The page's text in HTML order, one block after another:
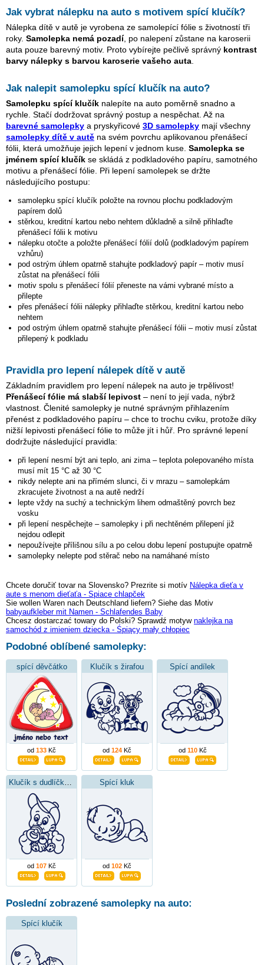
Jak vybrat nálepku na auto s motivem spící klučík?
Nálepka dítě v autě je vyrobena ze samolepící fólie s životností tři
roky. Samolepka nemá pozadí, po nalepení zůstane na karoserii
auta pouze barevný motiv. Proto vybírejte pečlivě správný kontrast
barvy nálepky s barvou karoserie vašeho auta
Jak nalepit samolepku spící klučík na auto?
Samolepku spící klučík nalepíte na auto poměrně snadno a
rychle. Stačí dodržovat správný postup a nespěchat. Až na
barevné samolepky a pryskyřicové 3D samolepky mají všechny
samolepky dítě v autě na svém povrchu aplikovanou přenášecí
fólii, která umožňuje jejich lepení v jednom kuse. Samolepka se
jménem spící klučík se skládá z podkladového papíru, samotného
motivu a přenášecí fólie. Při lepení samolepek se držte
následujícího postupu:
samolepku spící klučík položte na rovnou plochu podkladovým
papírem dolů
stěrkou, kreditní kartou nebo nehtem důkladně a silně přihlaďte
přenášecí fólii k motivu
nálepku otočte a položte přenášecí fólií dolů (podkladovým papírem
vzhůru)
pod ostrým úhlem opatrně stahujte podkladový papír – motiv musí
zůstat na přenášecí fólii
motiv spolu s přenášecí fólií přeneste na vámi vybrané místo a
přilepte
přes přenášecí fólii nálepky přihlaďte stěrkou, kreditní kartou nebo
nehtem
pod ostrým úhlem opatrně stahujte přenášecí fólii – motiv musí zůstat
přilepený k podkladu
Pravidla pro lepení nálepek dítě v autě
Základním pravidlem pro lepení nálepek na auto je trpělivost!
Přenášecí fólie má slabší lepivost – není to její vada, nýbrž
vlastnost. Členité samolepky je nutné správným přihlazením
přenést z podkladového papíru – chce to trochu cviku, protože díky
nižší lepivosti přenášecí fólie to může jít i hůř. Pro správné lepení
dodržujte následující pravidla:
při lepení nesmí být ani teplo, ani zima – teplota polepovaného místa
musí mít 15 °C až 30 °C
nikdy nelepte ani na přímém slunci, či v mrazu – samolepkám
zkracujete životnost a na autě nedrží
lepte vždy na suchý a technickým lihem odmaštěný povrch bez
vosku
při lepení nespěchejte – samolepky i při nechtěném přilepení již
nejdou odlepit
nepoužívejte přílišnou sílu a po celou dobu lepení postupujte opatrně
samolepky nelepte pod stěrač nebo na namáhané místo
Chcete doručiť tovar na Slovensko? Prezrite si motív Nálepka dieťa v
aute s menom dieťaťa - Spiace chlapček
Sie wollen Waren nach Deutschland liefern? Siehe das Motiv
babyaufkleber mit Namen - Schlafendes Baby
Chcesz dostarczać towary do Polski? Sprawdź motyw naklejka na
samochód z imieniem dziecka - Śpiący mały chłopiec
Podobné oblíbené samolepky:
spící děvčátko
od 133 Kč
Klučík s žirafou
od 124 Kč
Spící andílek
od 110Kč
od 107 Kč
Spící kluk
od 102 Kč
Poslední zobrazené samolepky na auto:
Spící klučík